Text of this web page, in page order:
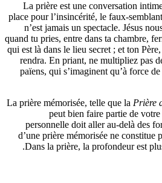
La prière est une
place pour l’insincérité, le
n’est jamais un
quand tu pries, entre dans ta
qui est là dans le lieu secret ;
rendra. En priant, ne
païens, qui s’imaginent
La prière mémorisée, telle
peut bien faire
personnelle doit aller
d’une prière mémorisée
Dans la prière, la